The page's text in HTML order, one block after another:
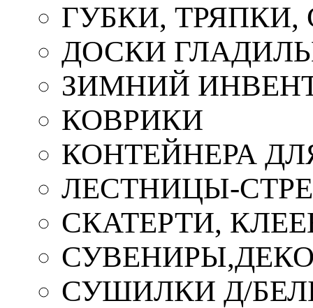
ГУБКИ,
ДОСКИ
ЗИМНИЙ
КОВРИКИ
КОНТЕЙНЕРА
ЛЕСТНИЦЫ-
СКАТЕРТИ,
СУШИЛКИ Д/